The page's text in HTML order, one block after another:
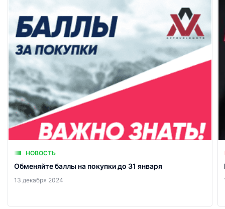
НОВОСТЬ
Обменяйте баллы на покупки до 31 января
13 декабря 2024